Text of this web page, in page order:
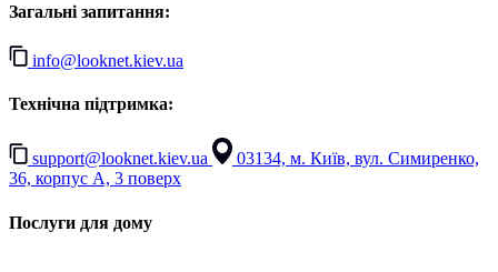
Загальні запитання:
info@looknet.kiev.ua
Технічна підтримка:
support@looknet.kiev.ua
03134, м. Київ, вул. Симиренко,
36, корпус А, 3 поверх
Послуги для дому